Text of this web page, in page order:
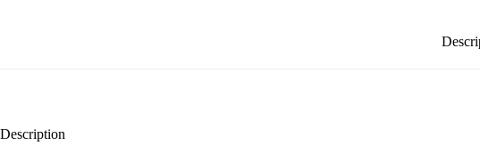
Description